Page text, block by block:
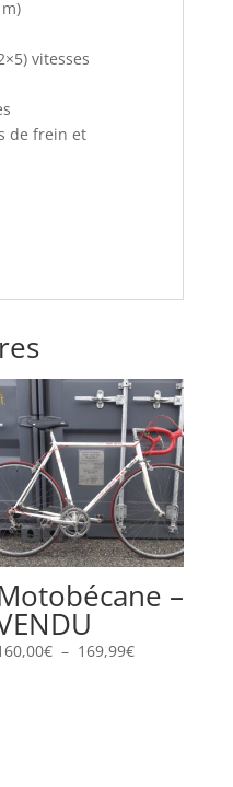
vitesses
de frein et
–
€ – 169,99€Plage